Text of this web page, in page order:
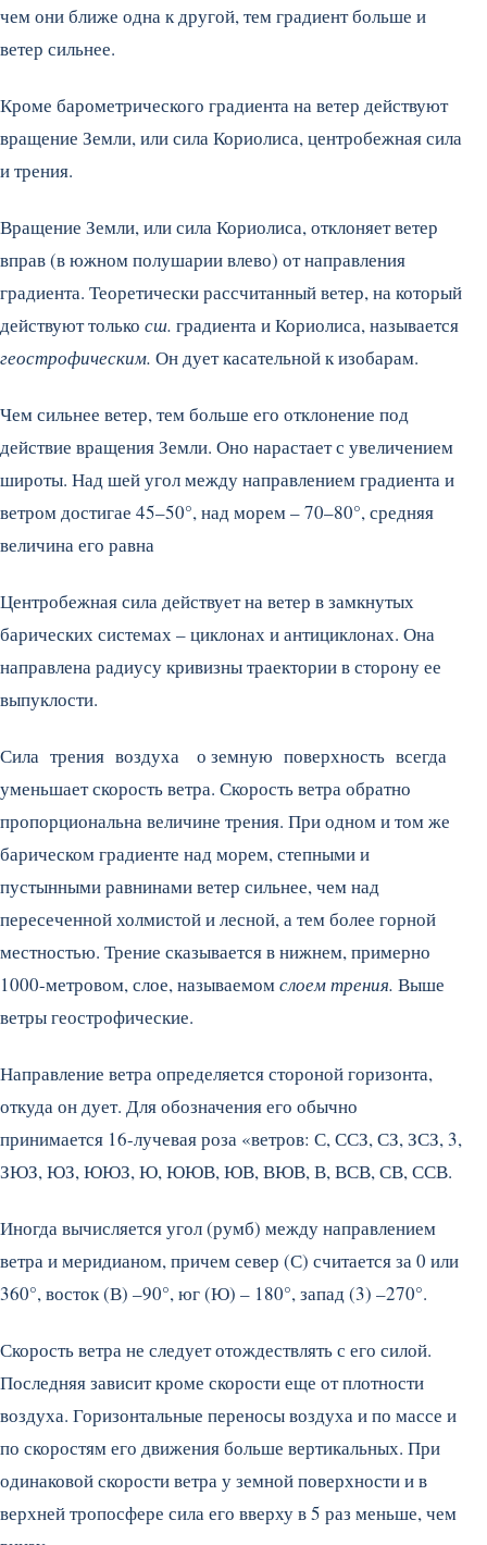
чем они ближе одна к другой, тем градиент больше и
ветер сильнее.
Кроме барометрического градиента на ветер действуют
вращение Земли, или сила Кориолиса, центробежная сила
и трения.
Вращение Земли, или сила Кориолиса, отклоняет ветер
вправ (в южном полушарии влево) от направления
градиента. Теоретически рассчитанный ветер, на который
действуют только сш. градиента и Кориолиса, называется
геострофическим. Он дует касательной к изобарам.
Чем сильнее ветер, тем больше его отклонение под
действие вращения Земли. Оно нарастает с увеличением
широты. Над шей угол между направлением градиента и
ветром достигае 45–50°, над морем – 70–80°, средняя
величина его равна
Центробежная сила действует на ветер в замкнутых
барических системах – циклонах и антициклонах. Она
направлена радиусу кривизны траектории в сторону ее
выпуклости.
Сила трения воздуха о земную поверхность всегда
уменьшает скорость ветра. Скорость ветра обратно
пропорциональна величине трения. При одном и том же
барическом градиенте над морем, степными и
пустынными равнинами ветер сильнее, чем над
пересеченной холмистой и лесной, а тем более горной
местностью. Трение сказывается в нижнем, примерно
1000-метровом, слое, называемомслоем трения. Выше
ветры геострофические.
Направление ветра определяется стороной горизонта,
откуда он дует. Для обозначения его обычно
принимается 16-лучевая роза «ветров: С, ССЗ, СЗ, ЗСЗ, 3,
ЗЮЗ, ЮЗ, ЮЮЗ, Ю, ЮЮВ, ЮВ, ВЮВ, В, ВСВ, СВ, ССВ.
Иногда вычисляется угол (румб) между направлением
ветра и меридианом, причем север (С) считается за 0 или
360°, восток (В) –90°, юг (Ю) – 180°, запад (3) –270°.
Скорость ветра не следует отождествлять с его силой.
Последняя зависит кроме скорости еще от плотности
воздуха. Горизонтальные переносы воздуха и по массе и
по скоростям его движения больше вертикальных. При
одинаковой скорости ветра у земной поверхности и в
верхней тропосфере сила его вверху в 5 раз меньше, чем